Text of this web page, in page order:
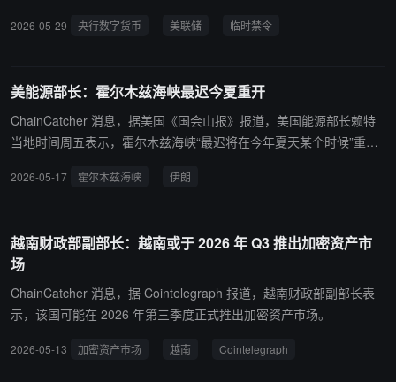
含对美联储发行 CBDC 的临时禁令，该禁令将于 2030 年 12 月到
禁令到期或将重新打开美联储探索 CBDC 的空间。Fed 主席 Kevin
Warsh 则称，只要其有权阻止，就不会允许 Fed 推进 CBDC。
2026-05-29 央行数字货币 美联储 临时禁令
美能源部长：霍尔木兹海峡最迟今夏重开
ChainCatcher 消息，据美国《国会山报》报道，美国能源部长赖特
当地时间周五表示，霍尔木兹海峡“最迟将在今年夏天某个时候”重新
兹海峡关闭导致每天损失 100 亿立方英尺天然气运输能力，但美国每
议最早可能“未来几天内”达成。 赖特称，如果伊朗“继续将全球经济
作为人质”，美国军方将“强制重新开放霍尔木兹海峡，但这并不是一
件容易做到的事”，“我们已经采取了前期步骤，但更好的方式是达成
协议，而不是动用军事力量。”
2026-05-17 霍尔木兹海峡 伊朗
越南财政部副部长：越南或于 2026 年 Q3 推出加密资产市
场
ChainCatcher 消息，据 Cointelegraph 报道，越南财政部副部长表
示，该国可能在 2026 年第三季度正式推出加密资产市场。
2026-05-13 加密资产市场 越南 Cointelegraph